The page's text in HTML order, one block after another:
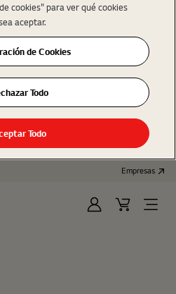
Empresas
IniciarCart
Open
cookies" para ver qué cookies
aceptar.
de Cookies
Todo
Todo